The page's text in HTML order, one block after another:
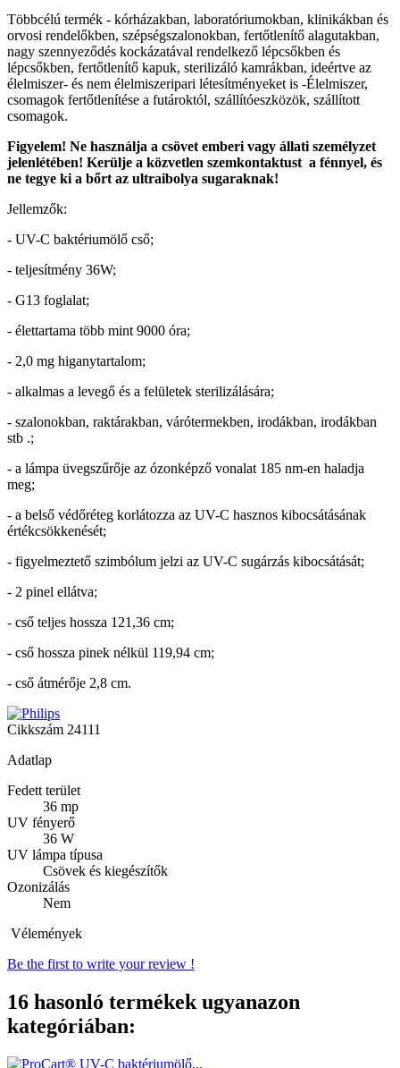
Többcélú termék - kórházakban, laboratóriumokban, klinikákban és
orvosi rendelőkben, szépségszalonokban, fertőtlenítő alagutakban,
nagy szennyeződés kockázatával rendelkező lépcsőkben és
lépcsőkben, fertőtlenítő kapuk, sterilizáló kamrákban, ideértve az
élelmiszer- és nem élelmiszeripari létesítményeket is -Élelmiszer,
csomagok fertőtlenítése a futároktól, szállítóeszközök, szállított
csomagok.
Figyelem! Ne használja a csövet emberi vagy állati személyzet
jelenlétében! Kerülje a közvetlen szemkontaktust a fénnyel, és
ne tegye ki a bőrt az ultraibolya sugaraknak!
Jellemzők:
- UV-C baktériumölő cső;
- teljesítmény 36W;
- G13 foglalat;
- élettartama több mint 9000 óra;
- 2,0 mg higanytartalom;
- alkalmas a levegő és a felületek sterilizálására;
- szalonokban, raktárakban, várótermekben, irodákban, irodákban
stb .;
- a lámpa üvegszűrője az ózonképző vonalat 185 nm-en haladja
meg;
- a belső védőréteg korlátozza az UV-C hasznos kibocsátásának
értékcsökkenését;
- figyelmeztető szimbólum jelzi az UV-C sugárzás kibocsátását;
- 2 pinel ellátva;
- cső teljes hossza 121,36 cm;
- cső hossza pinek nélkül 119,94 cm;
- cső átmérője 2,8 cm.
Cikkszám 24111
Adatlap
Fedett terület
36 mp
UV fényerő
36 W
UV lámpa típusa
Csövek és kiegészítők
Ozonizálás
Nem
Vélemények
Be the first to write your review !
16 hasonló termékek ugyanazon
kategóriában: